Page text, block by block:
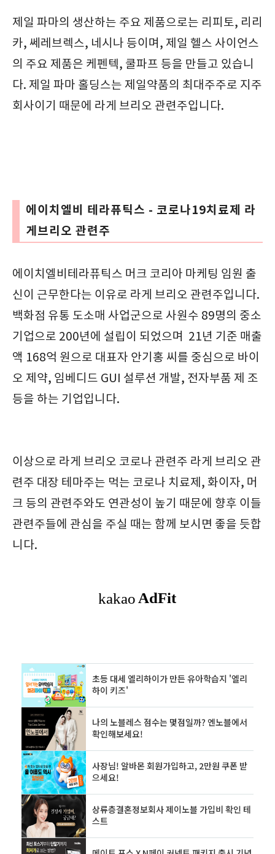
제일 파마의 생산하는 주요 제품으로는 리피토, 리리
카, 쎄레브렉스, 네시나 등이며, 제일 헬스 사이언스
의 주요 제품은 케펜텍, 쿨파프 등을 만들고 있습니
다. 제일 파마 홀딩스는 제일약품의 최대주주로 지주
회사이기 때문에 라게 브리오 관련주입니다.
에이치엘비 테라퓨틱스 - 코로나19치료제 라
게브리오 관련주
에이치엘비테라퓨틱스 머크 코리아 마케팅 임원 출
신이 근무한다는 이유로 라게 브리오 관련주입니다.
백화점 유통 도소매 사업군으로 사원수 89명의 중소
기업으로 200년에 설립이 되었으며 21년 기준 매출
액 168억 원으로 대표자 안기홍 씨를 중심으로 바이
오 제약, 임베디드 GUI 설루션 개발, 전자부품 제 조
등을 하는 기업입니다.
이상으로 라게 브리오 코로나 관련주 라게 브리오 관
련주 대장 테마주는 먹는 코로나 치료제, 화이자, 머
크 등의 관련주와도 연관성이 높기 때문에 향후 이들
관련주들에 관심을 주실 때는 함께 보시면 좋을 듯합
니다.